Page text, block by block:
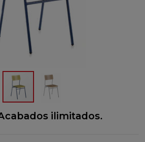
ilimitados.